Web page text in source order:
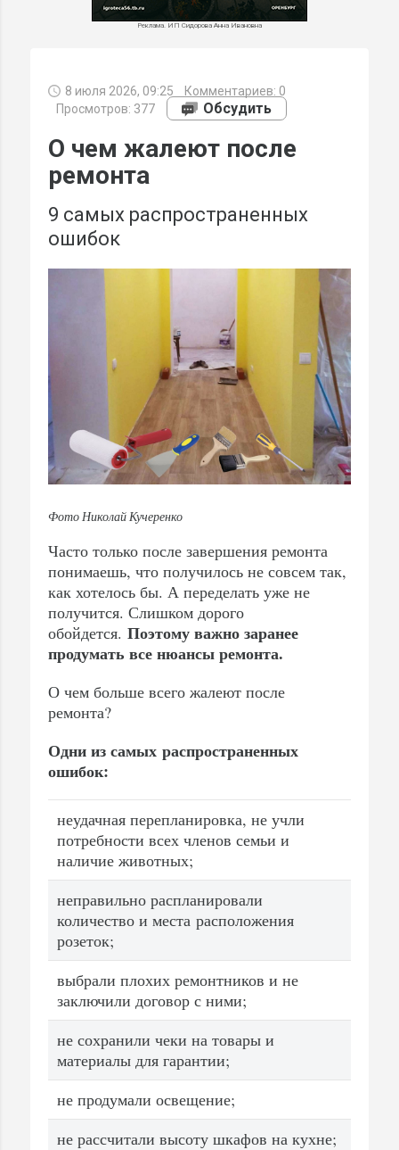
Реклама. ИП Сидорова Анна Ивановна
8 июля 2026, 09:25 Комментариев: 0
Просмотров: 377
Обсудить
О чем жалеют после
ремонта
9 самых распространенных
ошибок
Фото Николай Кучеренко
Часто только после завершения ремонта
понимаешь, что получилось не совсем так,
как хотелось бы. А переделать уже не
получится. Слишком дорого
обойдется. Поэтому важно заранее
продумать все нюансы ремонта.
О чем больше всего жалеют после
ремонта?
Одни из самых распространенных
ошибок:
неудачная перепланировка, не учли
потребности всех членов семьи и
наличие животных;
неправильно распланировали
количество и места расположения
розеток;
выбрали плохих ремонтников и не
заключили договор с ними;
не сохранили чеки на товары и
материалы для гарантии;
не продумали освещение;
не рассчитали высоту шкафов на кухне;